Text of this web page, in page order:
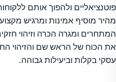
פוטנציאליים ולהפוך אותם
מהיר מוסיף אמינות ומרגיש
המתחרים ומגרה הכרה וזיהוי
את הכוח של הראש שם והזיהוי
עסקי בקלות וביעילות גבוהה.